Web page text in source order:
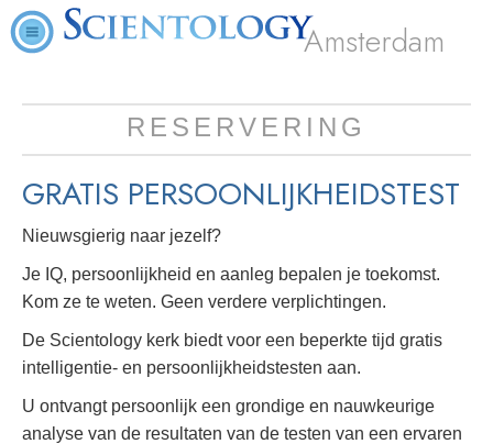
Amsterdam
RESERVERING
GRATIS PERSOONLIJKHEIDSTEST
Nieuwsgierig naar jezelf?
Je IQ, persoonlijkheid en aanleg bepalen je toekomst.
Kom ze te weten. Geen verdere verplichtingen.
De Scientology kerk biedt voor een beperkte tijd gratis
intelligentie- en persoonlijkheidstesten aan.
U ontvangt persoonlijk een grondige en nauwkeurige
analyse van de resultaten van de testen van een ervaren